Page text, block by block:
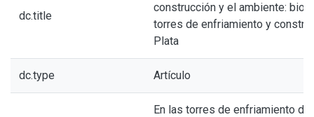
dc.title
construcción y el ambiente:
torres de enfriamiento y
Plata
dc.type Artículo
En las torres de enfriamiento de